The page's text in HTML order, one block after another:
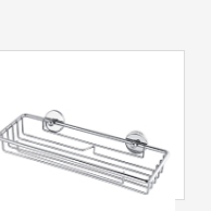
duche com
ventosa, cromada,
autoadesiva Baath